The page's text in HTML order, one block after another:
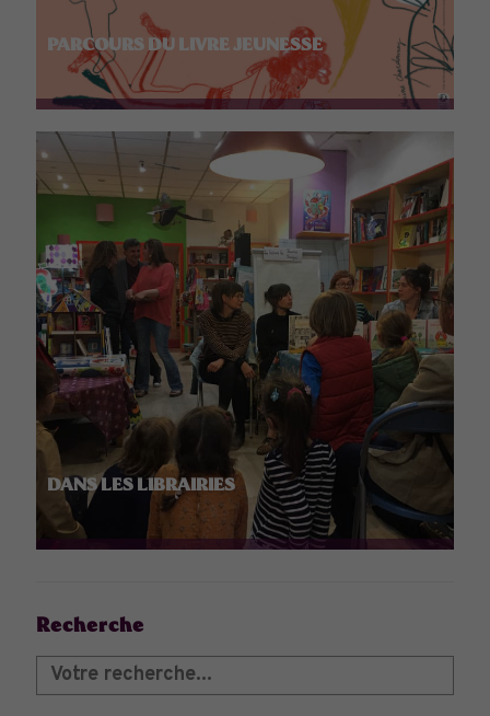
PARCOURS DU LIVRE JEUNESSE
DANS LES LIBRAIRIES
Recherche